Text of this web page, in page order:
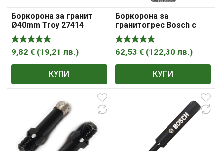
Боркорона за гранит
Ø40mm Troy 27414
9,82 € (19,21 лв.)
КУПИ
Боркорона за
гранитогрес Bosch с
диамантени сегменти с
резба M14x2 14х30 мм,
X-LOCK Best for Ceramic
62,53 € (122,30 лв.)
КУПИ